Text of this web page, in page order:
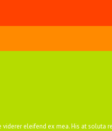
eleifend ex mea. His at soluta